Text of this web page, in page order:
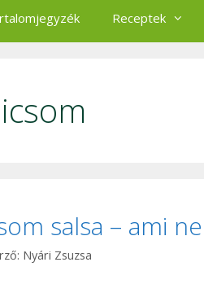
Receptek
salsa – ami
Nyári Zsuzsa